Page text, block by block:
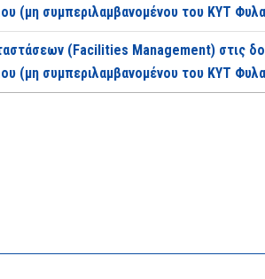
(μη συμπεριλαμβανομένου του ΚΥΤ
(Facilities Management) στις
(μη συμπεριλαμβανομένου του ΚΥΤ